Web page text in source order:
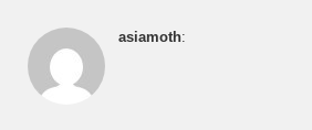
asiamoth: